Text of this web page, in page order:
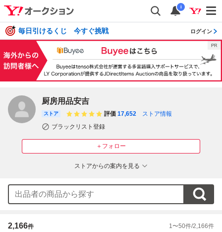
i
毎日引けるくじ 今すぐ挑戦 ログイン
厨房用品安吉
＋フォロー
ストア 評価 17,652
ストア情報
ブラックリスト登録
ストアからの案内を見る
2,166件 1 〜50件/2,166件